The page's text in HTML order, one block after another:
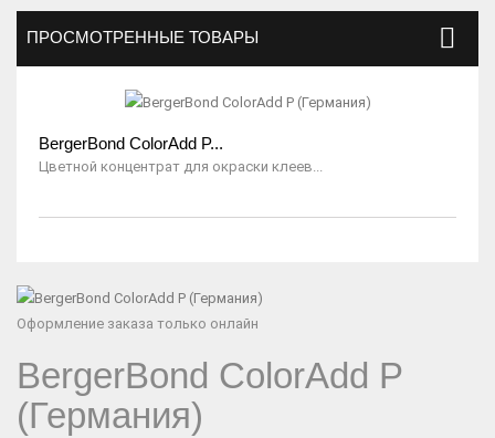
ПРОСМОТРЕННЫЕ ТОВАРЫ
BergerBond ColorAdd P...
Цветной концентрат для окраски клеев...
Оформление заказа только онлайн
BergerBond ColorAdd P
(Германия)